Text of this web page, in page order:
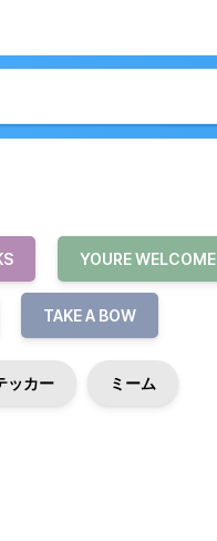
YOURE WELCOME
TAKE A BOW
ッカー ミーム